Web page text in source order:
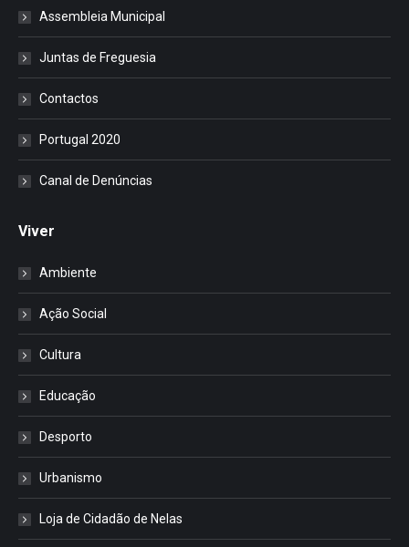
Assembleia Municipal
Juntas de Freguesia
Contactos
Portugal 2020
Canal de Denúncias
Viver
Ambiente
Ação Social
Cultura
Educação
Desporto
Urbanismo
Loja de Cidadão de Nelas